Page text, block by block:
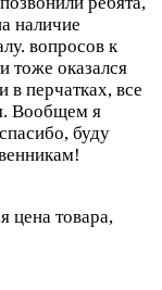
наличие
вопросов к
тоже оказался
перчатках, все
Вообщем я
буду
цена товара,